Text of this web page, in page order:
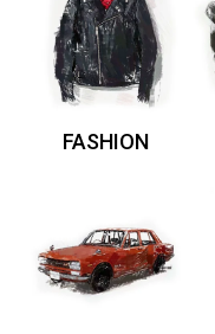
FASHION